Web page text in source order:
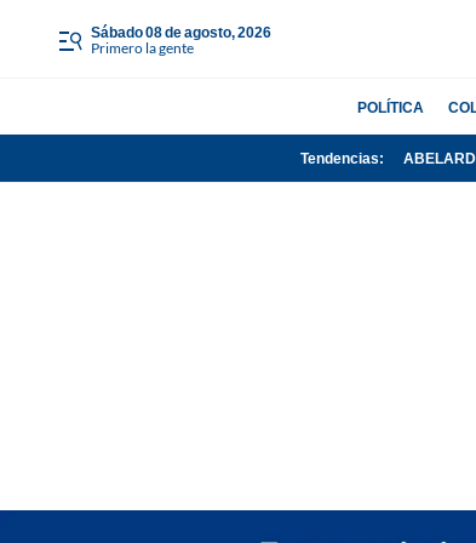
sábado 08 de agosto, 2026
Primero la gente
POLÍTICA
Tendencias: